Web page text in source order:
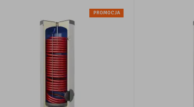
PROMOCJA